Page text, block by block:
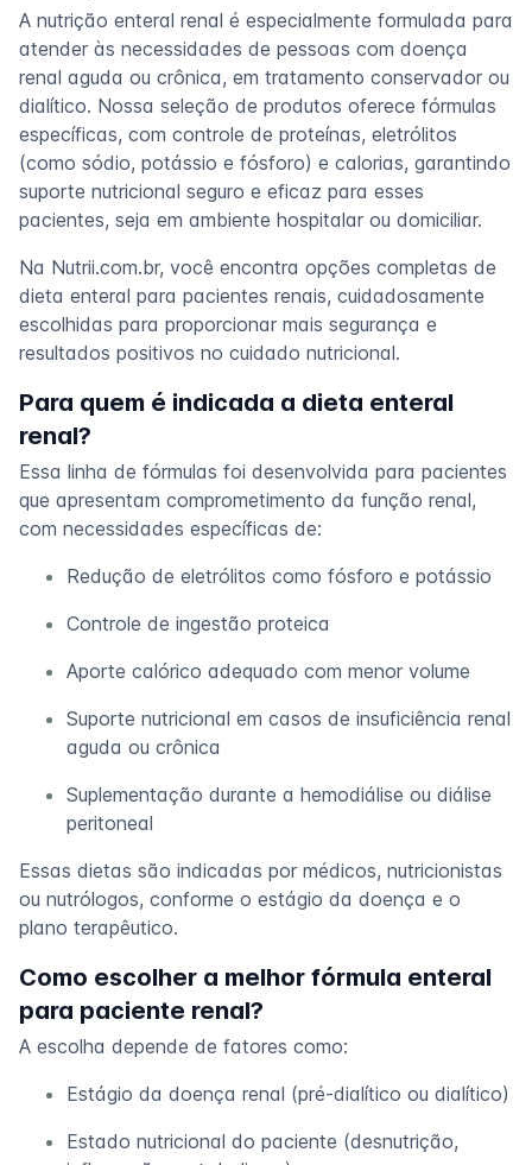
A nutrição enteral renal é especialmente formulada para
atender às necessidades de pessoas com doença
renal aguda ou crônica, em tratamento conservador ou
dialítico. Nossa seleção de produtos oferece fórmulas
específicas, com controle de proteínas, eletrólitos
(como sódio, potássio e fósforo) e calorias, garantindo
suporte nutricional seguro e eficaz para esses
pacientes, seja em ambiente hospitalar ou domiciliar.
Na Nutrii.com.br, você encontra opções completas de
dieta enteral para pacientes renais, cuidadosamente
escolhidas para proporcionar mais segurança e
resultados positivos no cuidado nutricional.
Para quem é indicada a dieta enteral
renal?
Essa linha de fórmulas foi desenvolvida para pacientes
que apresentam comprometimento da função renal,
com necessidades específicas de:
Redução de eletrólitos como fósforo e potássio
Controle de ingestão proteica
Aporte calórico adequado com menor volume
Suporte nutricional em casos de insuficiência renal
aguda ou crônica
Suplementação durante a hemodiálise ou diálise
peritoneal
Essas dietas são indicadas por médicos, nutricionistas
ou nutrólogos, conforme o estágio da doença e o
plano terapêutico.
Como escolher a melhor fórmula enteral
para paciente renal?
A escolha depende de fatores como:
Estágio da doença renal (pré-dialítico ou dialítico)
Estado nutricional do paciente (desnutrição,